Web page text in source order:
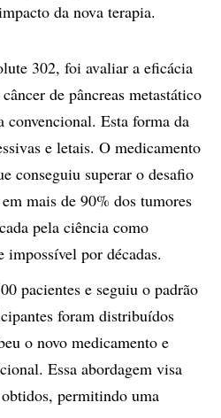
da nova terapia.
302, foi avaliar a eficácia
de pâncreas metastático
convencional. Esta forma da
e letais. O medicamento
conseguiu superar o desafio
mais de 90% dos tumores
pela ciência como
por décadas.
pacientes e seguiu o padrão
foram distribuídos
o novo medicamento e
Essa abordagem visa
permitindo uma